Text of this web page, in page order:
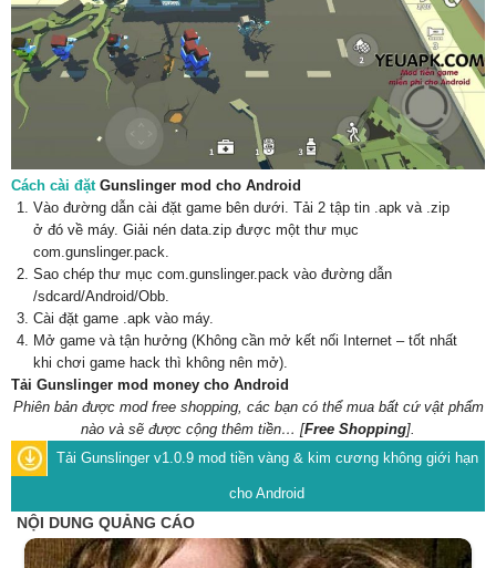
Cách cài đặt Gunslinger mod cho Android
Vào đường dẫn cài đặt game bên dưới. Tải 2 tập tin .apk và .zip
ở đó về máy. Giải nén data.zip được một thư mục
com.gunslinger.pack.
Sao chép thư mục com.gunslinger.pack vào đường dẫn
/sdcard/Android/Obb.
Cài đặt game .apk vào máy.
Mở game và tận hưởng (Không cần mở kết nối Internet – tốt nhất
khi chơi game hack thì không nên mở).
Tải Gunslinger mod money cho Android
Phiên bản được mod free shopping, các bạn có thể mua bất cứ vật phẩm
nào và sẽ được cộng thêm tiền… [Free Shopping].
Tải Gunslinger v1.0.9 mod tiền vàng & kim cương không giới hạn
cho Android